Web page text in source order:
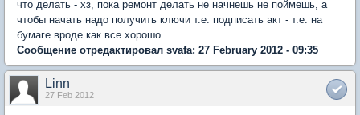
что делать - хз, пока ремонт делать не начнешь не поймешь, а
чтобы начать надо получить ключи т.е. подписать акт - т.е. на
бумаге вроде как все хорошо.
Сообщение отредактировал svafa: 27 February 2012 - 09:35
Linn
27 Feb 2012